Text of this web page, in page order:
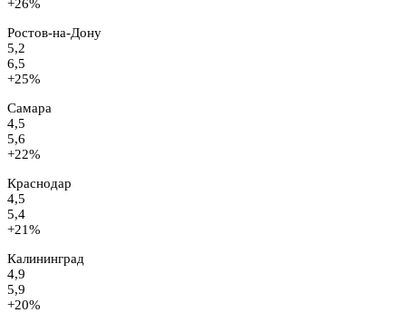
+26%
Ростов-на-Дону
5,2
6,5
+25%
Самара
4,5
5,6
+22%
Краснодар
4,5
5,4
+21%
Калининград
4,9
5,9
+20%